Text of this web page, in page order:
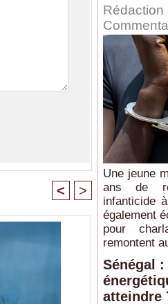
< >
Rédaction
Une jeune
ans de
infanticide
également
pour
remontent
Sénégal
atteindre